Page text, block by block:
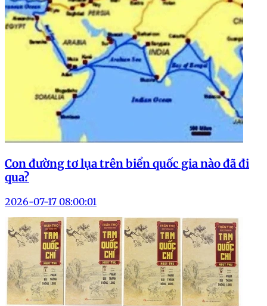
Con đường tơ lụa trên biển quốc gia nào đã đi
qua?
2026-07-17 08:00:01